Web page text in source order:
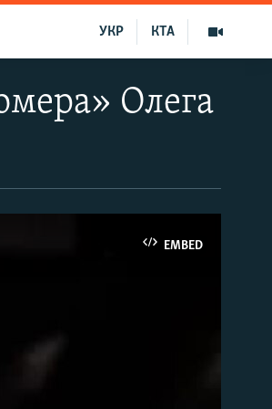
КТА
УКР
Олега
EMBED